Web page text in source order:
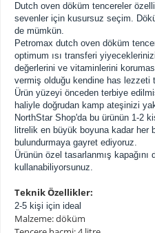
Dutch oven döküm tencereler
sevenler için kusursuz seçim.
de mümkün.
Petromax dutch oven döküm
optimum ısı transferi
değerlerini ve vitaminlerini
vermiş olduğu kendine has lezzeti
Ürün yüzeyi önceden terbiye
haliyle doğrudan kamp ateşinizi
NorthStar Shop'da bu ürünün 1-2
litrelik en büyük boyuna kadar her
bulundurmaya gayret ediyoruz.
Ürünün özel tasarlanmış kapağını
kullanabiliyorsunuz.
Teknik Özellikler:
2-5 kişi için ideal
Malzeme: döküm